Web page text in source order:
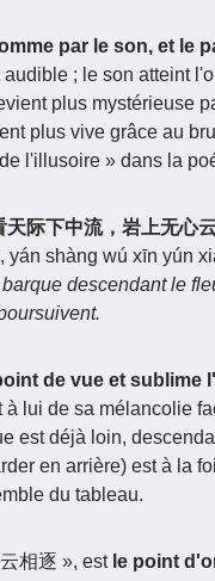
par le son, et le
; le son atteint
plus mystérieuse
plus vive grâce au
l'illusoire » dans la
际下中流，岩上无心
yán shàng wú xīn yún
descendant le
de vue et sublime
lui de sa mélancolie
est déjà loin,
en arrière) est à la
du tableau.
相逐 », est le point